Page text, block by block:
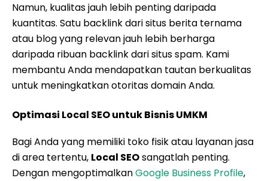
Namun, kualitas jauh lebih penting daripada
kuantitas. Satu backlink dari situs berita ternama
atau blog yang relevan jauh lebih berharga
daripada ribuan backlink dari situs spam. Kami
membantu Anda mendapatkan tautan berkualitas
untuk meningkatkan otoritas domain Anda.
Optimasi Local SEO untuk Bisnis UMKM
Bagi Anda yang memiliki toko fisik atau layanan jasa
di area tertentu, Local SEOsangatlah penting.
Dengan mengoptimalkanGoogle Business Profile,